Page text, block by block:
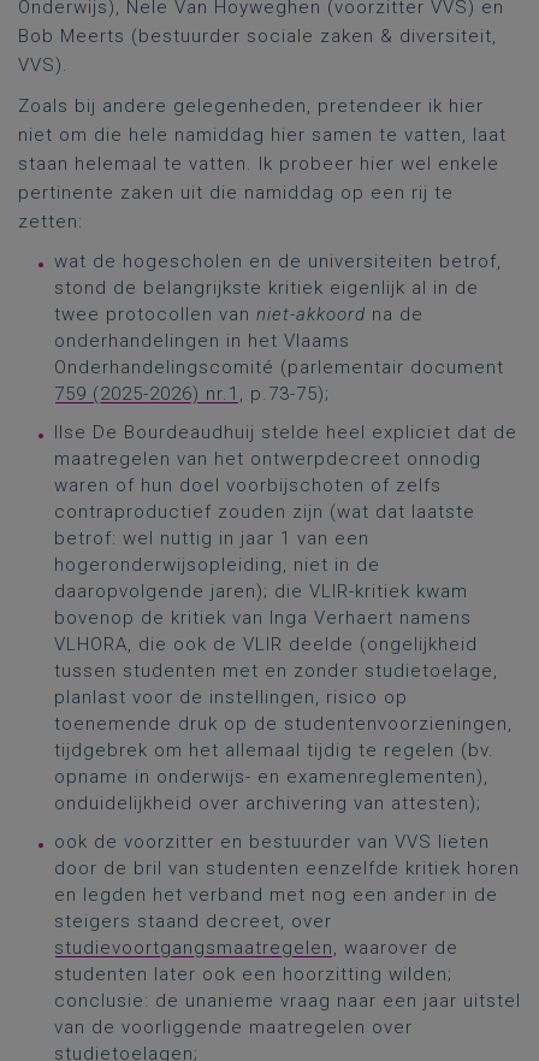
Onderwijs), Nele Van Hoyweghen (voorzitter VVS) en
Bob Meerts (bestuurder sociale zaken & diversiteit,
VVS).
Zoals bij andere gelegenheden, pretendeer ik hier
niet om die hele namiddag hier samen te vatten, laat
staan helemaal te vatten. Ik probeer hier wel enkele
pertinente zaken uit die namiddag op een rij te
zetten:
wat de hogescholen en de universiteiten betrof,
stond de belangrijkste kritiek eigenlijk al in de
twee protocollen van niet-akkoord na de
onderhandelingen in het Vlaams
Onderhandelingscomité (parlementair document
759 (2025-2026) nr.1 , p.73-75);
Ilse De Bourdeaudhuij stelde heel expliciet dat de
maatregelen van het ontwerpdecreet onnodig
waren of hun doel voorbijschoten of zelfs
contraproductief zouden zijn (wat dat laatste
betrof: wel nuttig in jaar 1 van een
hogeronderwijsopleiding, niet in de
daaropvolgende jaren); die VLIR-kritiek kwam
bovenop de kritiek van Inga Verhaert namens
VLHORA, die ook de VLIR deelde (ongelijkheid
tussen studenten met en zonder studietoelage,
planlast voor de instellingen, risico op
toenemende druk op de studentenvoorzieningen,
tijdgebrek om het allemaal tijdig te regelen (bv.
opname in onderwijs- en examenreglementen),
onduidelijkheid over archivering van attesten);
ook de voorzitter en bestuurder van VVS lieten
door de bril van studenten eenzelfde kritiek horen
en legden het verband met nog een ander in de
steigers staand decreet, over
studievoortgangsmaatregelen, waarover de
studenten later ook een hoorzitting wilden;
conclusie: de unanieme vraag naar een jaar uitstel
van de voorliggende maatregelen over
studietoelagen;